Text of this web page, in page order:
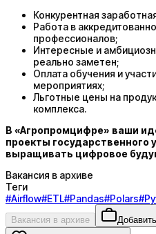
​​​​​​​​​​​​​​​​​​Конкурентная
Работа в
профессионалов;
Интересные и
реально заметен;
Оплата обучения и
мероприятиях;
Льготные цены на
комплекса.
В «Агропромцифре» ваши
проекты государственного
выращивать цифровое
Вакансия в архиве
Теги
#Airflow#ETL#Pandas#Polars#
Вакансия в архиве